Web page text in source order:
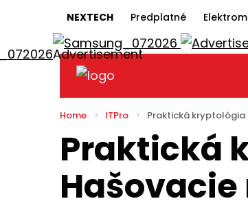
NEXTECH Predplatné
Home ITPro Praktická
Praktická